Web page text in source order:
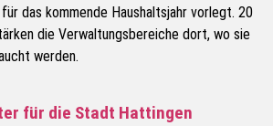
das kommende Haushaltsjahr vorlegt. 20
die Verwaltungsbereiche dort, wo sie
werden.
für die Stadt Hattingen